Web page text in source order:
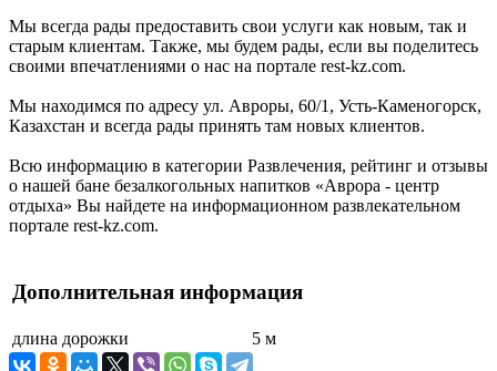
Мы всегда рады предоставить свои услуги как новым, так и
старым клиентам. Также, мы будем рады, если вы поделитесь
своими впечатлениями о нас на портале rest-kz.com.
Мы находимся по адресу ул. Авроры, 60/1, Усть-Каменогорск,
Казахстан и всегда рады принять там новых клиентов.
Всю информацию в категории Развлечения, рейтинг и отзывы
о нашей бане безалкогольных напитков «Аврора - центр
отдыха» Вы найдете на информационном развлекательном
портале rest-kz.com.
Дополнительная информация
длина дорожки 5 м